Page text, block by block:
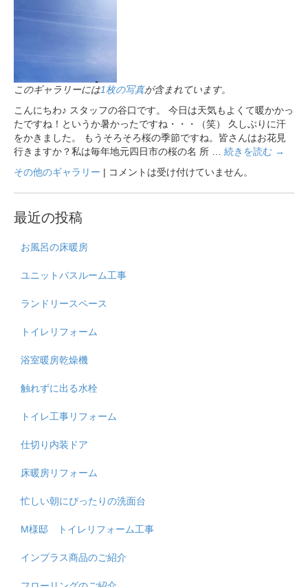
このギャラリーには1枚の写真が含まれています。
こんにちわ♪ スタッフの谷口です。 今日は天気もよくて暖かかっ
たですね！というか暑かったですね・・・（笑） 久しぶりに汗
をかきました。 もうそろそろ桜の季節ですね。皆さんはお花見
行きますか？私は毎年地元四日市の桜の名 所 … 続きを読む →
その他のギャラリー | コメントは受け付けていません。
最近の投稿
お風呂の床暖房
ユニットバスルーム工事
ランドリースペース
トイレリフォーム
浴室暖房乾燥機
触れずに出る水栓
トイレ工事リフォーム
仕切り内装ドア
床暖房リフォーム
忙しい朝にぴったりの洗面台
M様邸 トイレリフォーム工事
インプラス商品のご紹介